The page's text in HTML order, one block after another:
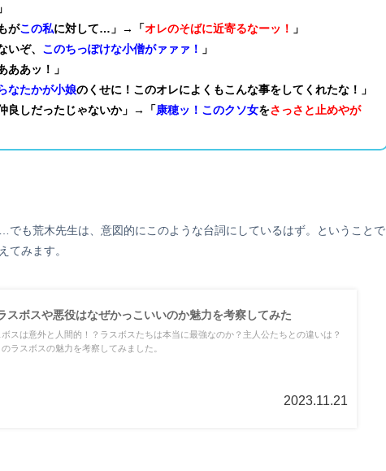
がこの私に対して…」→「オレのそばに近寄るなーッ！
」
ぞ、 このちっぽけな小僧がァァァ！
」
ああッ！」
なたかが小娘のくせに！このオレによくもこんな事をしてくれたな！」
良しだったじゃないか」→「康穂ッ！このクソ女をさっさと止めやが
も荒木先生は、意図的にこのような台詞にしているはず。ということで
てみます。
スボスや悪役はなぜかっこいいのか魅力を考察してみた
スは意外と人間的！？ラスボスたちは本当に最強なのか？主人公たちとの違いは？
ラスボスの魅力を考察してみました。
2023.11.21